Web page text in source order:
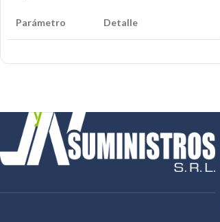
Parámetro Detalle
Modelo
Compatibilidad
HP LaserJet P3015,